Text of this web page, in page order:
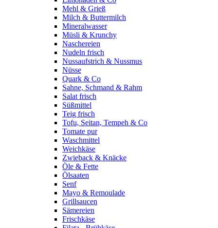
Mehl & Grieß
Milch & Buttermilch
Mineralwasser
Müsli & Krunchy
Naschereien
Nudeln frisch
Nussaufstrich & Nussmus
Nüsse
Quark & Co
Sahne, Schmand & Rahm
Salat frisch
Süßmittel
Teig frisch
Tofu, Seitan, Tempeh & Co
Tomate pur
Waschmittel
Weichkäse
Zwieback & Knäcke
Öle & Fette
Ölsaaten
Senf
Mayo & Remoulade
Grillsaucen
Sämereien
Frischkäse